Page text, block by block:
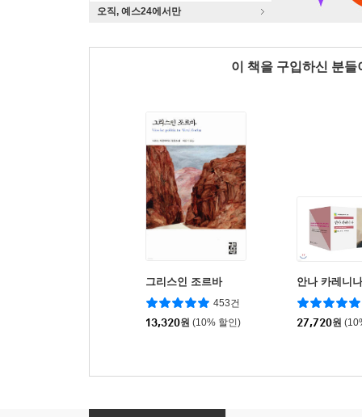
오직, 예스24에서만
이 책을 구입하신 분
그리스인 조르바
453건
13,320원 (10% 할인)
안나 카레니
27,720원